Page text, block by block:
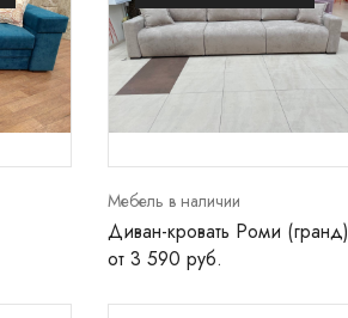
Мебель в наличии
Диван-кровать Роми (гранд)
от 3 590 руб.